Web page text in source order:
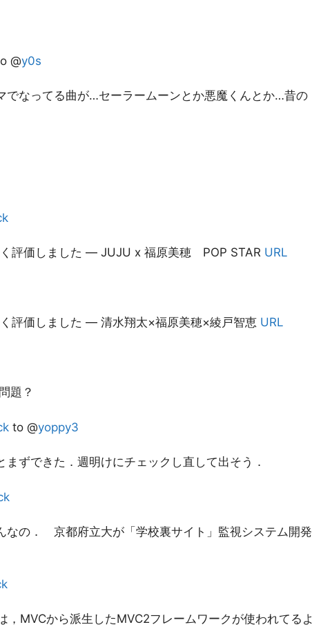
@y0s
でなってる曲が…セーラームーンとか悪魔くんとか…昔の
評価しました — JUJU x 福原美穂 POP STAR URL
評価しました — 清水翔太×福原美穂×綾戸智恵 URL
題？
to @yoppy3
まずできた．週明けにチェックし直して出そう．
なの． 京都府立大が「学校裏サイト」監視システム開発
，MVCから派生したMVC2フレームワークが使われてるよ